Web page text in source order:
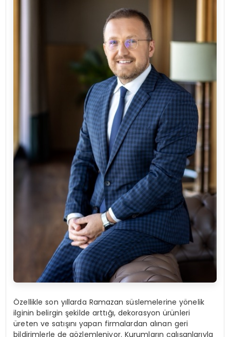
Özellikle son yıllarda Ramazan süslemelerine yönelik
ilginin belirgin şekilde arttığı, dekorasyon ürünleri
üreten ve satışını yapan firmalardan alınan geri
bildirimlerle de gözlemleniyor. Kurumların çalışanlarıyla